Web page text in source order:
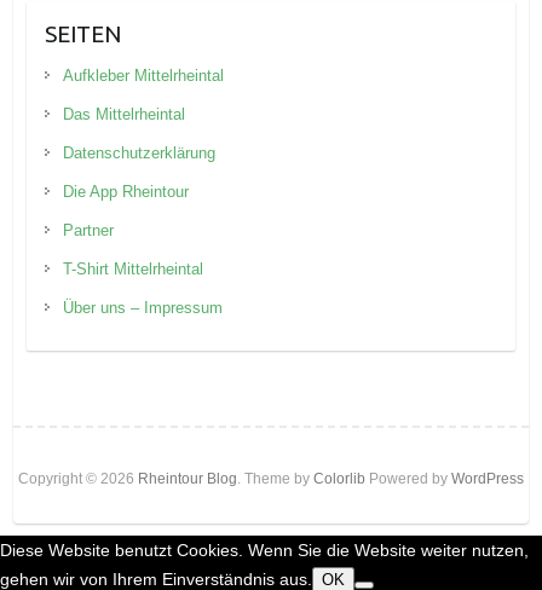
SEITEN
Aufkleber Mittelrheintal
Das Mittelrheintal
Datenschutzerklärung
Die App Rheintour
Partner
T-Shirt Mittelrheintal
Über uns – Impressum
Copyright © 2026 Rheintour Blog. Theme by Colorlib Powered by WordPress
Diese Website benutzt Cookies. Wenn Sie die Website weiter nutzen,
gehen wir von Ihrem Einverständnis aus.
OK